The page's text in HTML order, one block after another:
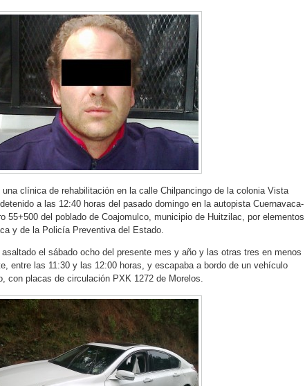
clínica de rehabilitación en la calle Chilpancingo de la colonia Vista
a las 12:40 horas del pasado domingo en la autopista Cuernavaca-
55+500 del poblado de Coajomulco, municipio de Huitzilac, por elementos
y de la Policía Preventiva del Estado.
el sábado ocho del presente mes y año y las otras tres en menos
entre las 11:30 y las 12:00 horas, y escapaba a bordo de un vehículo
con placas de circulación PXK 1272 de Morelos.